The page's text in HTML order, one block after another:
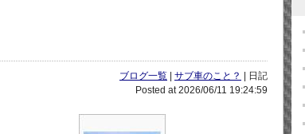
ブログ一覧 サブ車のこと？
| 日記
Posted at 2026/06/11 19:24:59